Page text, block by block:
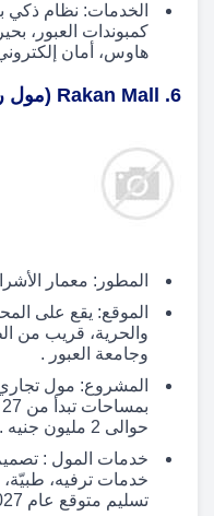
كمبوندات العبور،
هاوس، أمان
6. Rakan Mall (مول راكان العبور)
المطور: معمار
الموقع: يقع على
والحرية، قريب من
وجامعة العبور .
حوالى 2 مليون جنيه .
خدمات المول :
خدمات ترفيه،
تسليم متوقع عام 2027 .